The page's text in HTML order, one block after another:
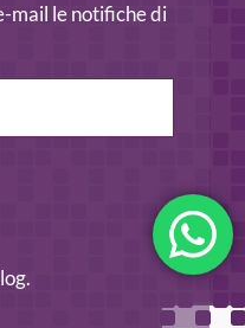
mail le notifiche di